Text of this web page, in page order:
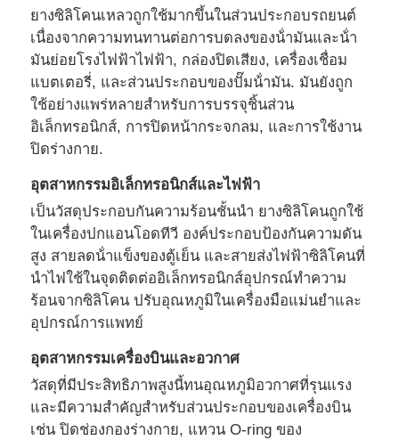
บ้าน
ผลิตภัณฑ์
เกี่ยวกับเรา
ยางซิลิโคนเหลวถูกใช้มากขึ้นในส่วนประกอบรถยนต์
เนื่องจากความทนทานต่อการบดลงของน้ํามันและน้ํา
มันย่อยโรงไฟฟ้าไฟฟ้า, กล่องปิดเสียง, เครื่องเชื่อม
แบตเตอรี่, และส่วนประกอบของปั๊มน้ํามัน. มันยังถูก
ใช้อย่างแพร่หลายสําหรับการบรรจุชิ้นส่วน
อิเล็กทรอนิกส์, การปิดหน้ากระจกลม, และการใช้งาน
ปิดร่างกาย.
อุตสาหกรรมอิเล็กทรอนิกส์และไฟฟ้า
เป็นวัสดุประกอบกันความร้อนชั้นนํา ยางซิลิโคนถูกใช้
ในเครื่องปกแอนโอดทีวี องค์ประกอบป้องกันความดัน
สูง สายลดน้ําแข็งของตู้เย็น และสายส่งไฟฟ้าซิลิโคนที่
นําไฟใช้ในจุดติดต่ออิเล็กทรอนิกส์อุปกรณ์ทําความ
ร้อนจากซิลิโคน ปรับอุณหภูมิในเครื่องมือแม่นยําและ
อุปกรณ์การแพทย์
อุตสาหกรรมเครื่องบินและอวกาศ
วัสดุที่มีประสิทธิภาพสูงนี้ทนอุณหภูมิอวกาศที่รุนแรง
และมีความสําคัญสําหรับส่วนประกอบของเครื่องบิน
เช่น ปิดช่องกองร่างกาย, แหวน O-ring ของ